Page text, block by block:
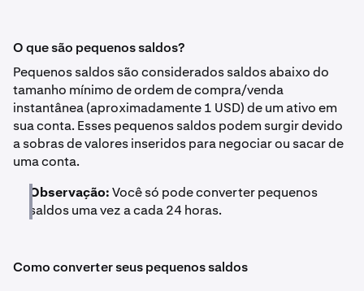
O que são pequenos saldos?
Pequenos saldos são considerados saldos abaixo do
tamanho mínimo de ordem de compra/venda
instantânea (aproximadamente 1 USD) de um ativo em
sua conta. Esses pequenos saldos podem surgir devido
a sobras de valores inseridos para negociar ou sacar de
uma conta.
Observação:Você só pode converter pequenos
saldos uma vez a cada 24 horas.
Como converter seus pequenos saldos